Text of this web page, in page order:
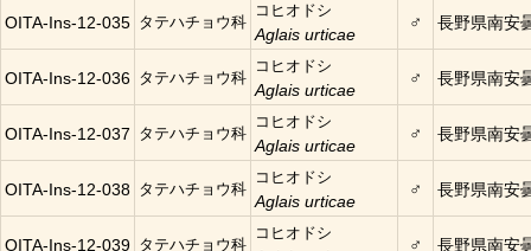
OITA-Ins-12-035 タテハチョウ科
コヒオドシ
Aglais urticae
♂ 長野県南安
OITA-Ins-12-036 タテハチョウ科
コヒオドシ
Aglais urticae
♂ 長野県南安
OITA-Ins-12-037 タテハチョウ科
コヒオドシ
Aglais urticae
♂ 長野県南安
OITA-Ins-12-038 タテハチョウ科
コヒオドシ
Aglais urticae
♂ 長野県南安
OITA-Ins-12-039 タテハチョウ科
コヒオドシ
♂ 長野県南安